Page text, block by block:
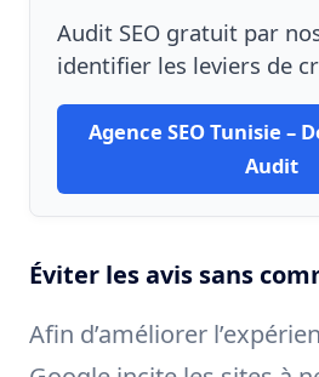
Audit SEO gratuit par
identifier les leviers de
Agence SEO Tunisie –
Audit
Éviter les avis sans
Afin d’améliorer